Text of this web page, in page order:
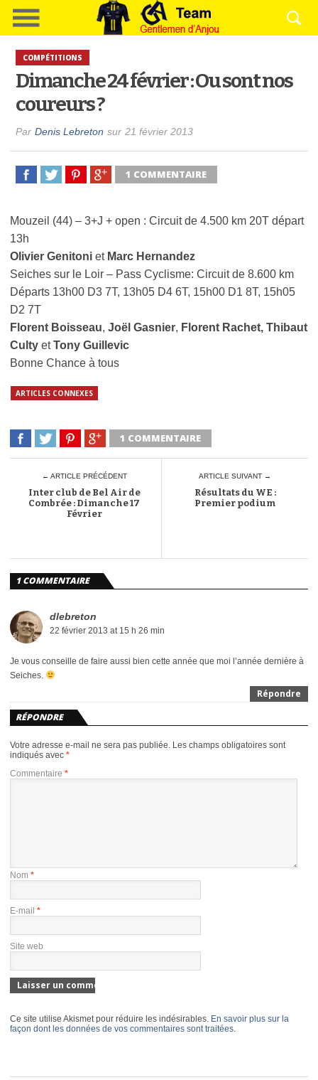
COMPÉTITIONS
Dimanche 24 février : Ou sont nos
coureurs ?
Par Denis Lebreton sur 21 février 2013
1 COMMENTAIRE
Mouzeil (44) – 3+J + open : Circuit de 4.500 km 20T départ
13h
Olivier Genitoni et Marc Hernandez
Seiches sur le Loir – Pass Cyclisme: Circuit de 8.600 km
Départs 13h00 D3 7T, 13h05 D4 6T, 15h00 D1 8T, 15h05
D2 7T
Florent Boisseau, Joël Gasnier, Florent Rachet, Thibaut
Culty etTony Guillevic
Bonne Chance à tous
ARTICLES CONNEXES
1 COMMENTAIRE
← ARTICLE PRÉCÉDENT
Inter club de Bel Air de
Combrée : Dimanche 17
Février
ARTICLE SUIVANT →
Résultats du WE :
Premier podium
1 COMMENTAIRE
dlebreton
22 février 2013 at 15 h 26 min
Je vous conseille de faire aussi bien cette année que moi l’année dernière à
Seiches.
Répondre
RÉPONDRE
Votre adresse e-mail ne sera pas publiée. Les champs obligatoires sont
indiqués avec *
Commentaire *
Nom *
E-mail *
Site web
Ce site utilise Akismet pour réduire les indésirables. En savoir plus sur la
façon dont les données de vos commentaires sont traitées.